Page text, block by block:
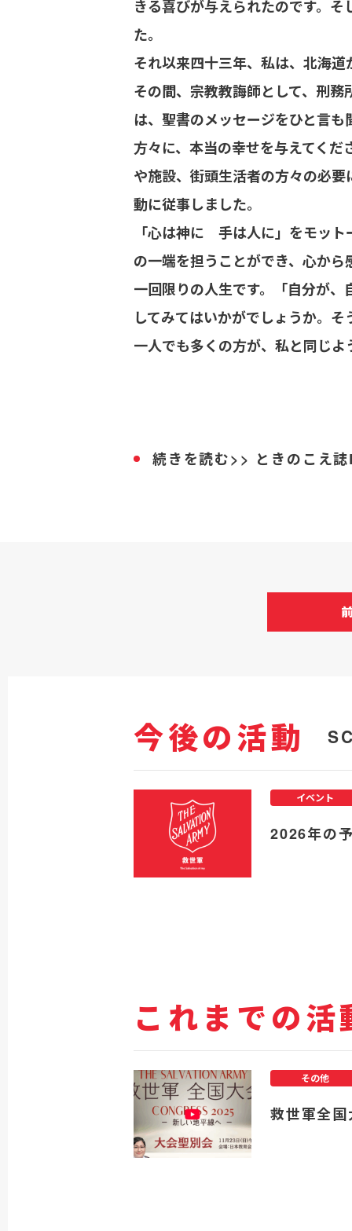
きる喜びが与えられたのです。
た。
それ以来四十三年、私は、北海
その間、宗教教誨師として、刑
は、聖書のメッセージをひと言
方々に、本当の幸せを与えてく
や施設、街頭生活者の方々の必
動に従事しました。
「心は神に 手は人に」をモッ
の一端を担うことができ、心から
一回限りの人生です。「自分が
してみてはいかがでしょうか。
一人でも多くの方が、私と同じ
続きを読む>> ときのこえ
今後の活動
2026年の
イベント
これまでの活
救世軍全
その他